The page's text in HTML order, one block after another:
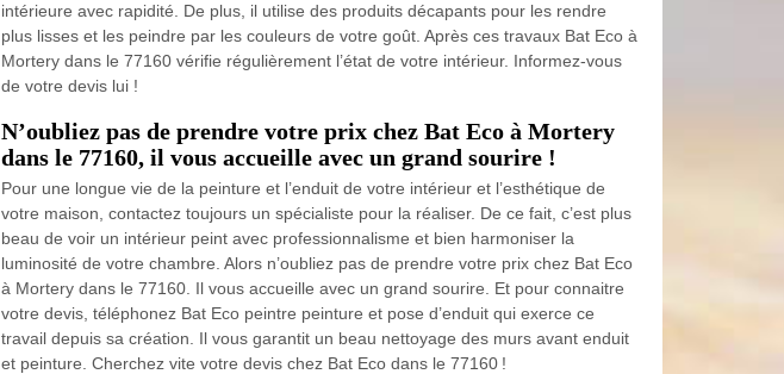
intérieure avec rapidité. De plus, il utilise des produits décapants pour les rendre
plus lisses et les peindre par les couleurs de votre goût. Après ces travaux Bat Eco à
Mortery dans le 77160 vérifie régulièrement l’état de votre intérieur. Informez-vous
de votre devis lui !
N’oubliez pas de prendre votre prix chez Bat Eco à Mortery
dans le 77160, il vous accueille avec un grand sourire !
Pour une longue vie de la peinture et l’enduit de votre intérieur et l’esthétique de
votre maison, contactez toujours un spécialiste pour la réaliser. De ce fait, c’est plus
beau de voir un intérieur peint avec professionnalisme et bien harmoniser la
luminosité de votre chambre. Alors n’oubliez pas de prendre votre prix chez Bat Eco
à Mortery dans le 77160. Il vous accueille avec un grand sourire. Et pour connaitre
votre devis, téléphonez Bat Eco peintre peinture et pose d’enduit qui exerce ce
travail depuis sa création. Il vous garantit un beau nettoyage des murs avant enduit
et peinture. Cherchez vite votre devis chez Bat Eco dans le 77160 !